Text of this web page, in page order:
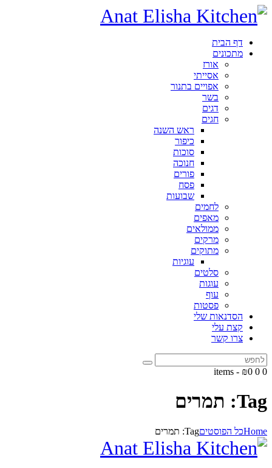
דף הבית
מתכונים
אורז
אסייתי
אפויים בתנור
בשר
דגים
חגים
ראש השנה
כיפור
סוכות
חנוכה
פורים
פסח
שבועות
לחמים
מאפים
ממולאים
מרקים
מתוקים
עוגיות
סלטים
עוגות
עוף
פסטות
הסדנאות שלי
קצת עלי
צרו קשר
0 items
- ₪0 0
Tag: תמרים
Homeכל הפוסטיםTag: תמרים